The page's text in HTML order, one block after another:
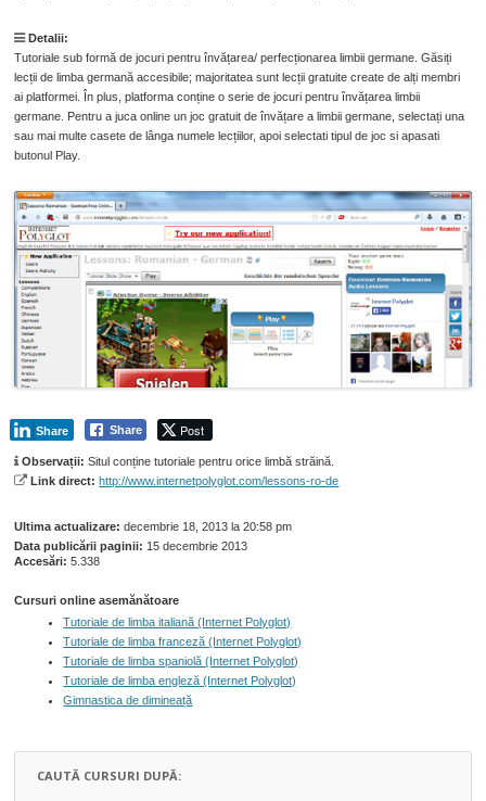
Detalii:
Tutoriale sub formă de jocuri pentru învățarea/ perfecționarea limbii germane. Găsiți
lecții de limba germană accesibile; majoritatea sunt lecții gratuite create de alți membri
ai platformei. În plus, platforma conține o serie de jocuri pentru învățarea limbii
germane. Pentru a juca online un joc gratuit de învățare a limbii germane, selectați una
sau mai multe casete de lânga numele lecțiilor, apoi selectati tipul de joc si apasati
butonul Play.
Share Post
Share
Observații:Situl conține tutoriale pentru orice limbă străină.
Link direct:http://www.internetpolyglot.com/lessons-ro-de
Ultima actualizare: decembrie 18, 2013 la 20:58 pm
Data publicării paginii: 15 decembrie 2013
Accesări: 5.338
Cursuri online asemănătoare
Tutoriale de limba italiană (Internet Polyglot)
Tutoriale de limba franceză (Internet Polyglot)
Tutoriale de limba spaniolă (Internet Polyglot)
Tutoriale de limba engleză (Internet Polyglot)
Gimnastica de dimineață
CAUTĂ CURSURI DUPĂ: